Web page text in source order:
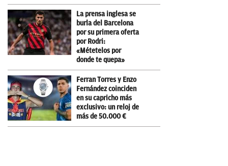
La prensa inglesa se
burla del Barcelona
por su primera oferta
por Rodri:
«Métetelos por
donde te quepa»
Ferran Torres y Enzo
Fernández coinciden
en su capricho más
exclusivo: un reloj de
más de 50.000 €